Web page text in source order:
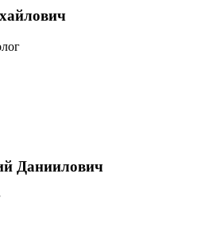
Даниилович